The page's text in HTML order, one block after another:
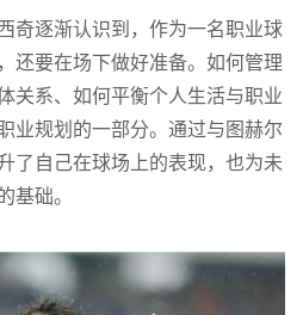
奇逐渐认识到，作为一名职业球
还要在场下做好准备。如何管理
关系、如何平衡个人生活与职业
业规划的一部分。通过与图赫尔
了自己在球场上的表现，也为未
础。